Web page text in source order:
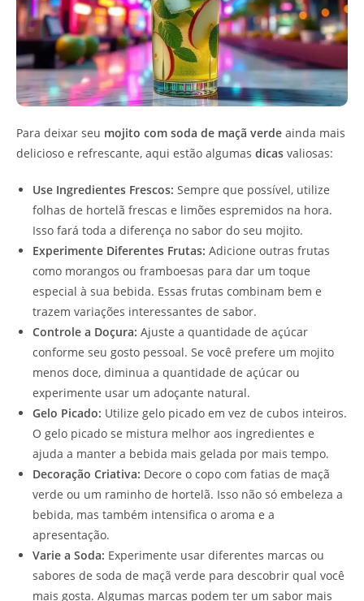
Para deixar seu mojito com soda de maçã verde ainda mais
delicioso e refrescante, aqui estão algumas dicas valiosas:
Use Ingredientes Frescos: Sempre que possível, utilize
folhas de hortelã frescas e limões espremidos na hora.
Isso fará toda a diferença no sabor do seu mojito.
Experimente Diferentes Frutas: Adicione outras frutas
como morangos ou framboesas para dar um toque
especial à sua bebida. Essas frutas combinam bem e
trazem variações interessantes de sabor.
Controle a Doçura: Ajuste a quantidade de açúcar
conforme seu gosto pessoal. Se você prefere um mojito
menos doce, diminua a quantidade de açúcar ou
experimente usar um adoçante natural.
Gelo Picado: Utilize gelo picado em vez de cubos inteiros.
O gelo picado se mistura melhor aos ingredientes e
ajuda a manter a bebida mais gelada por mais tempo.
Decoração Criativa: Decore o copo com fatias de maçã
verde ou um raminho de hortelã. Isso não só embeleza a
bebida, mas também intensifica o aroma e a
apresentação.
Varie a Soda: Experimente usar diferentes marcas ou
sabores de soda de maçã verde para descobrir qual você
mais gosta. Algumas marcas podem ter um sabor mais